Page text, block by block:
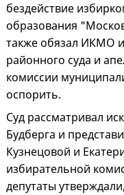
бездействие
образования
также обязал ИКМО
районного суда и
комиссии
оспорить.
Суд рассматривал
Будберга и
Кузнецовой и
избирательной
депутаты